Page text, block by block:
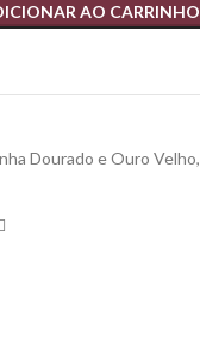
AO CARRINHO
Dourado e Ouro Velho,